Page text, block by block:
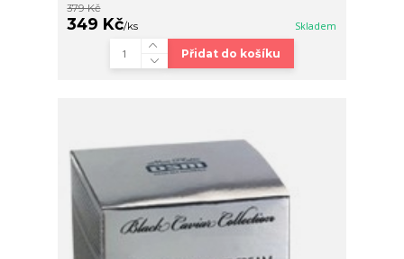
379 Kč
349 Kč/ks Skladem
Přidat do košíku